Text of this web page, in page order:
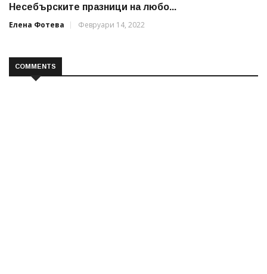
Несебърските празници на любо...
Елена Фотева
Февруари 14, 2022
COMMENTS